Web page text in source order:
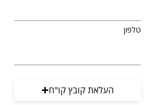
טלפון
העלאת קובץ קו"ח